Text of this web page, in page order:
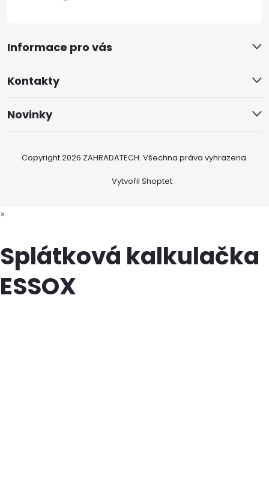
Informace pro vás
Kontakty
Novinky
Vytvořil Shoptet
Copyright 2026 ZAHRADATECH. Všechna práva vyhrazena.
×
Splátková kalkulačka
ESSOX